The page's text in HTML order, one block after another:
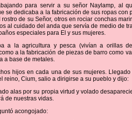
para servir a su señor Naylamp, al
se dedicaba a la fabricación de sus ropas con
de su Señor, otros en rociar conchas
al cuidado del anda que servía de medio de
especiales para El y sus mujeres.
a la agricultura y pesca (vivían a orillas
a la fabricación de piezas de barro como
a base de metales.
hijos en cada una de sus mujeres.
reino, Cium, salio a dirigirse a su pueblo y dijo:
alas por su propia virtud y volado
de nuestras vidas.
acongojado: